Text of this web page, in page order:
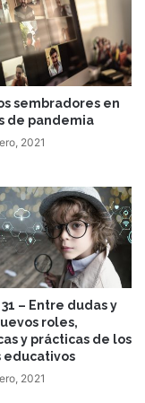
sembradores en
de pandemia
2021
– Entre dudas y
roles,
y prácticas de los
educativos
2021